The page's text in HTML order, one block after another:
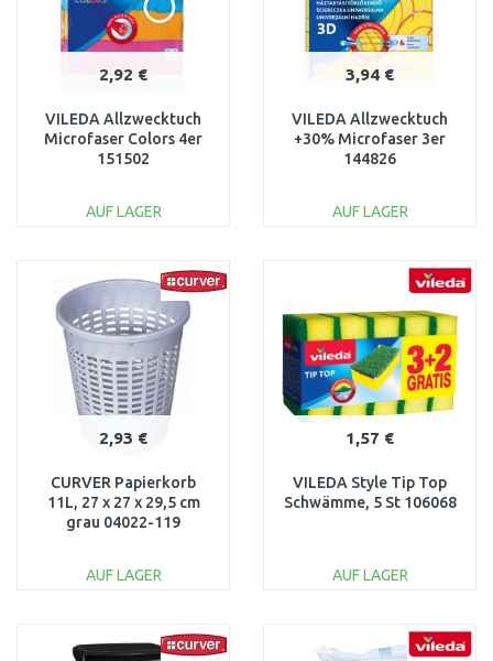
2,92 €
VILEDA Allzwecktuch
Microfaser Colors 4er
151502
AUF LAGER
Vergleichen
3,94 €
VILEDA Allzwecktuch
+30% Microfaser 3er
144826
AUF LAGER
WARENKORB
2,93 €
CURVER Papierkorb
11L, 27 x 27 x 29,5 cm
grau 04022-119
AUF LAGER
1,57 €
VILEDA Style Tip Top
Schwämme, 5 St 106068
AUF LAGER
WARENKORB